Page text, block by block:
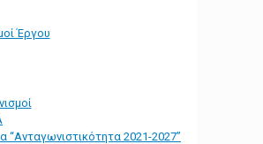
Έργου
“Ανταγωνιστικότητα 2021-2027”